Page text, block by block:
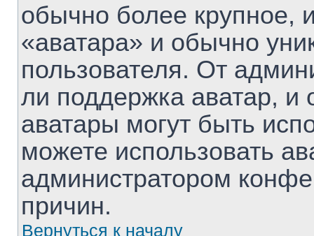
обычно более крупное,
«аватара» и обычно
пользователя. От
ли поддержка аватар, и
аватары могут быть
можете использовать
администратором
причин.
Вернуться к началу